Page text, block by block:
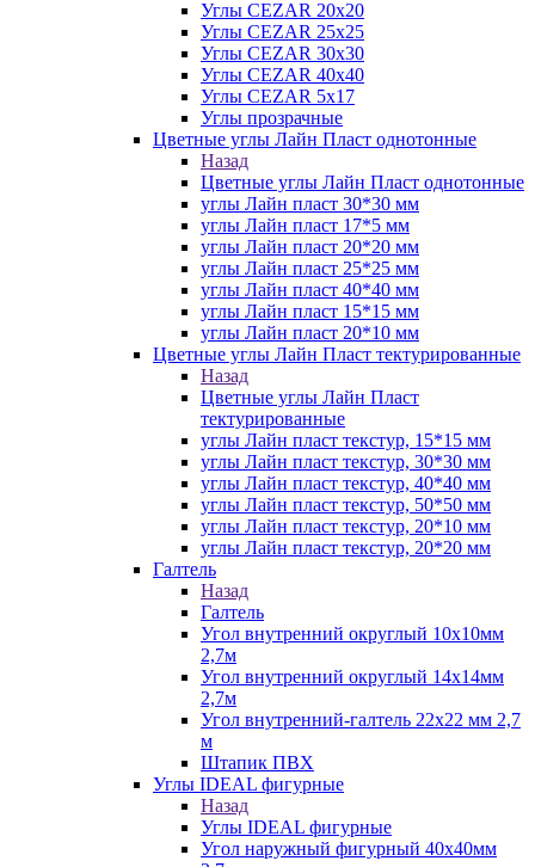
Углы CEZAR 20х20
Углы CEZAR 25х25
Углы CEZAR 30х30
Углы CEZAR 40х40
Углы CEZAR 5х17
Углы прозрачные
Цветные углы Лайн Пласт однотонные
Назад
Цветные углы Лайн Пласт однотонные
углы Лайн пласт 30*30 мм
углы Лайн пласт 17*5 мм
углы Лайн пласт 20*20 мм
углы Лайн пласт 25*25 мм
углы Лайн пласт 40*40 мм
углы Лайн пласт 15*15 мм
углы Лайн пласт 20*10 мм
Цветные углы Лайн Пласт тектурированные
Назад
Цветные углы Лайн Пласт
тектурированные
углы Лайн пласт текстур, 15*15 мм
углы Лайн пласт текстур, 30*30 мм
углы Лайн пласт текстур, 40*40 мм
углы Лайн пласт текстур, 50*50 мм
углы Лайн пласт текстур, 20*10 мм
углы Лайн пласт текстур, 20*20 мм
Галтель
Назад
Галтель
Угол внутренний округлый 10х10мм
2,7м
Угол внутренний округлый 14х14мм
2,7м
Угол внутренний-галтель 22х22 мм 2,7
м
Штапик ПВХ
Углы IDEAL фигурные
Назад
Углы IDEAL фигурные
Угол наружный фигурный 40х40мм